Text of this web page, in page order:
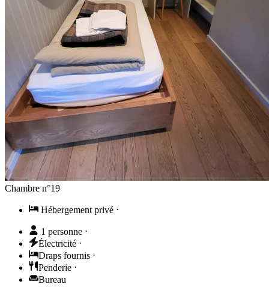
Chambre n°19
Hébergement privé ⋅
1 personne ⋅
Électricité ⋅
Draps fournis ⋅
Penderie ⋅
Bureau